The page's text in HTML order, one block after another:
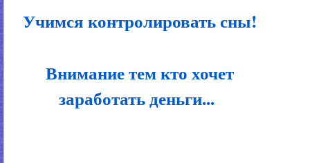
Учимся контролировать сны!
Внимание тем кто хочет
заработать деньги...